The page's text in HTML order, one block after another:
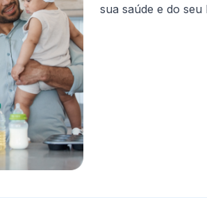
sua saúde e do seu